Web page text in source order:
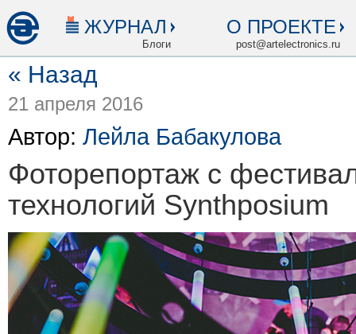
ЖУРНАЛ
Блоги
О ПРОЕКТЕ
post@artelectronics.ru
« Назад
21 апреля 2016
Автор: Лейла Бабакулова
Фоторепортаж с
технологий Synthposium